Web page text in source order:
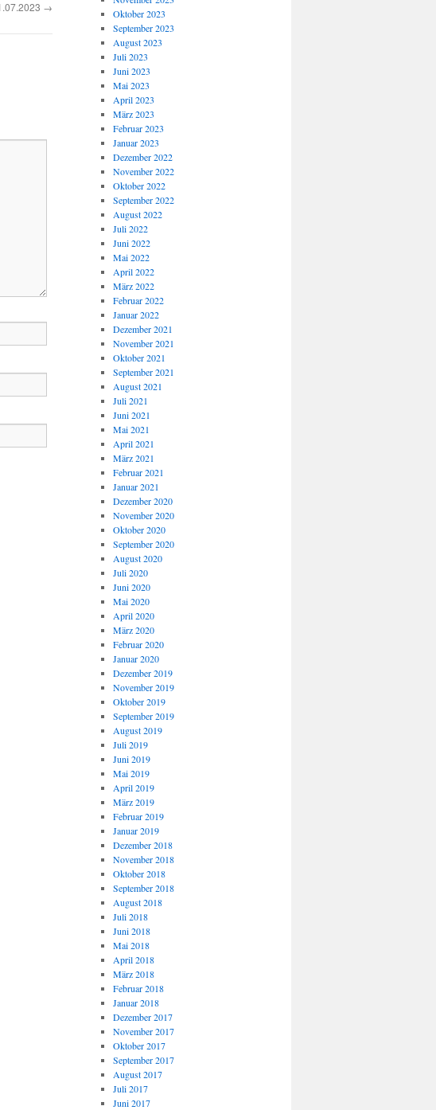
→
Oktober 2023
September 2023
August 2023
Juli 2023
Juni 2023
Mai 2023
April 2023
März 2023
Februar 2023
Januar 2023
Dezember 2022
November 2022
Oktober 2022
September 2022
August 2022
Juli 2022
Juni 2022
Mai 2022
April 2022
März 2022
Februar 2022
Januar 2022
Dezember 2021
November 2021
Oktober 2021
September 2021
August 2021
Juli 2021
Juni 2021
Mai 2021
April 2021
März 2021
Februar 2021
Januar 2021
Dezember 2020
November 2020
Oktober 2020
September 2020
August 2020
Juli 2020
Juni 2020
Mai 2020
April 2020
März 2020
Februar 2020
Januar 2020
Dezember 2019
November 2019
Oktober 2019
September 2019
August 2019
Juli 2019
Juni 2019
Mai 2019
April 2019
März 2019
Februar 2019
Januar 2019
Dezember 2018
November 2018
Oktober 2018
September 2018
August 2018
Juli 2018
Juni 2018
Mai 2018
April 2018
März 2018
Februar 2018
Januar 2018
Dezember 2017
November 2017
Oktober 2017
September 2017
August 2017
Juli 2017
Juni 2017